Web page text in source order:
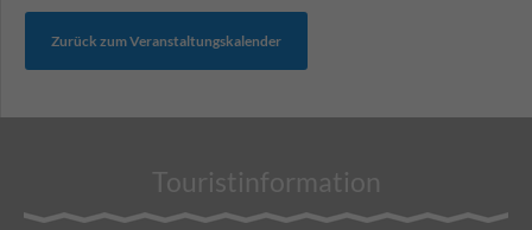
Zurück zum Veranstaltungskalender
Touristinformation